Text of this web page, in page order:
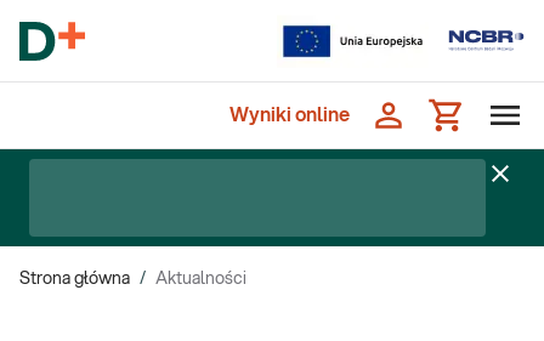
Wyniki online
Strona główna / Aktualności